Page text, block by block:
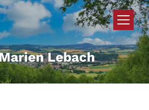
Lebach